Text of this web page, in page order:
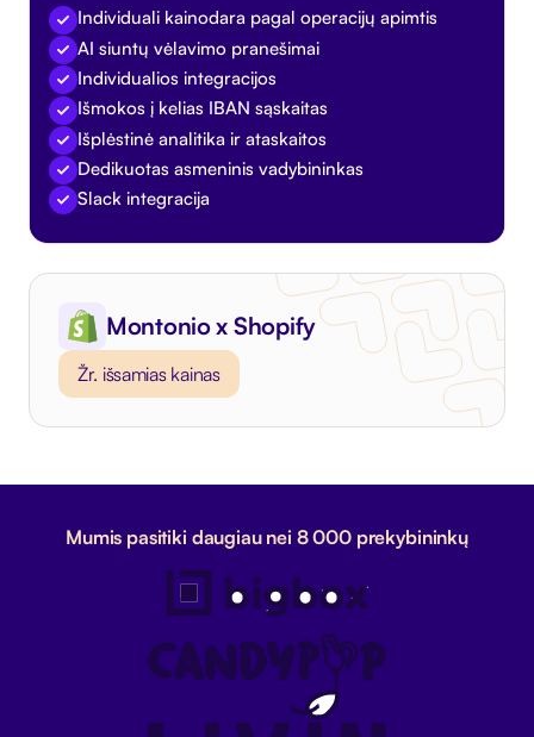
Individuali kainodara pagal operacijų apimtis
AI siuntų vėlavimo pranešimai
Individualios integracijos
Išmokos į kelias IBAN sąskaitas
Išplėstinė analitika ir ataskaitos
Dedikuotas asmeninis vadybininkas
Slack integracija
Montonio x Shopify
Žr. išsamias kainas
Mumis pasitiki daugiau nei 8 000 prekybininkų